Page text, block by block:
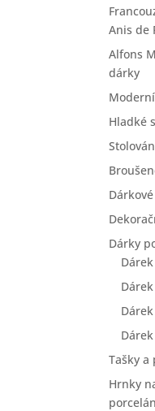
Anis de
Alfons
dárky
Hladké
Dárky
Tašky a
Hrnky